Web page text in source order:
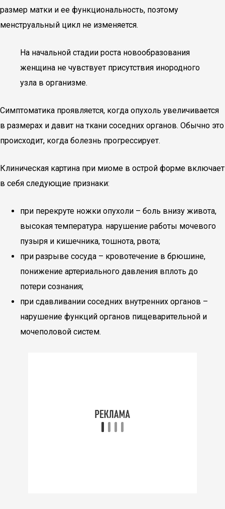
размер матки и ее функциональность, поэтому
менструальный цикл не изменяется.
На начальной стадии роста новообразования
женщина не чувствует присутствия инородного
узла в организме.
Симптоматика проявляется, когда опухоль увеличивается
в размерах и давит на ткани соседних органов. Обычно это
происходит, когда болезнь прогрессирует.
Клиническая картина при миоме в острой форме включает
в себя следующие признаки:
при перекруте ножки опухоли ­– боль внизу живота,
высокая температура. нарушение работы мочевого
пузыря и кишечника, тошнота, рвота;
при разрыве сосуда – кровотечение в брюшине,
понижение артериального давления вплоть до
потери сознания;
при сдавливании соседних внутренних органов –
нарушение функций органов пищеварительной и
мочеполовой систем.